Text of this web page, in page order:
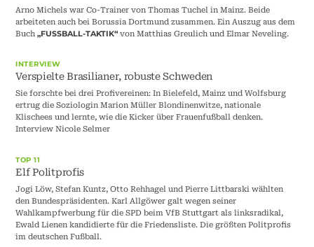
Arno Michels war Co-Trainer von Thomas Tuchel in Mainz. Beide
arbeiteten auch bei Borussia Dortmund zusammen. Ein Auszug aus dem
Buch„FUSSBALL-TAKTIK“ von Matthias Greulich und Elmar Neveling.
INTERVIEW
Verspielte Brasilianer, robuste Schweden
Sie forschte bei drei Profivereinen: In Bielefeld, Mainz und Wolfsburg
ertrug die Soziologin Marion Müller Blondinenwitze, nationale
Klischees und lernte, wie die Kicker über Frauenfußball denken.
Interview Nicole Selmer
TOP 11
Elf Politprofis
Jogi Löw, Stefan Kuntz, Otto Rehhagel und Pierre Littbarski wählten
den Bundespräsidenten. Karl Allgöwer galt wegen seiner
Wahlkampfwerbung für die SPD beim VfB Stuttgart als linksradikal,
Ewald Lienen kandidierte für die Friedensliste. Die größten Politprofis
im deutschen Fußball.